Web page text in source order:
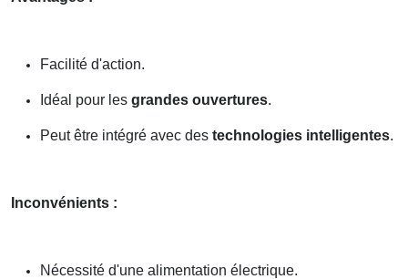
Facilité d'action.
Idéal pour les grandes ouvertures.
Peut être intégré avec des technologies intelligentes.
Inconvénients :
Nécessité d'une alimentation électrique.